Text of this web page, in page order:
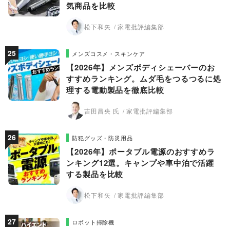
気商品を比較
松下和矢 家電批評編集部
メンズコスメ・スキンケア
【2026年】メンズボディシェーバーのお
すすめランキング。ムダ毛をつるつるに処
理する電動製品を徹底比較
吉田昌央 氏 家電批評編集部
防犯グッズ・防災用品
【2026年】ポータブル電源のおすすめラ
ンキング12選。キャンプや車中泊で活躍
する製品を比較
松下和矢 家電批評編集部
ロボット掃除機